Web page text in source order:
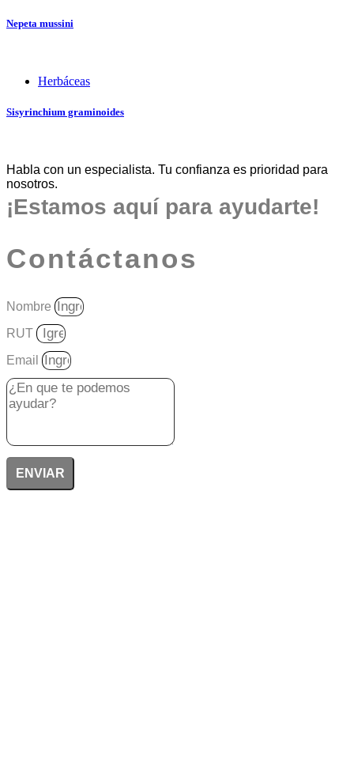
Nepeta mussini
Herbáceas
Sisyrinchium graminoides
Habla con un especialista. Tu confianza es prioridad para
nosotros.
¡Estamos aquí para ayudarte!
Contáctanos
Nombre
RUT
Email
ENVIAR